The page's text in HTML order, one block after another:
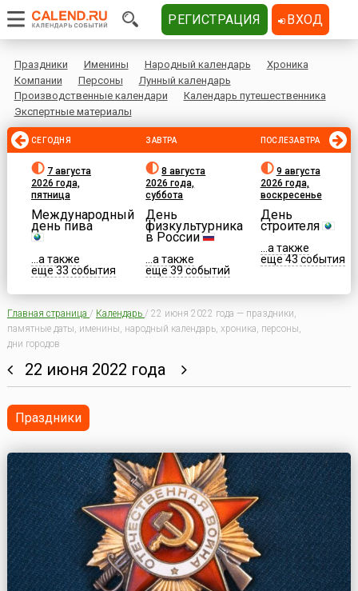
Праздники Именины Народный календарь
Хроника
Компании
Персоны
Лунный календарь
Производственные календари
Календарь путешественника
Экспертные материалы
СЕГОДНЯ
7 августа
2026 года,
пятница
Международный
день пива
...а также
еще 33 события
ЗАВТРА
8 августа
2026 года,
суббота
День
физкультурника
в России
...а также
еще 39 событий
ПОСЛЕЗАВТРА
9 августа
2026 года,
воскресенье
День
строителя
...а также
еще 43 события
Главная страница / Календарь / 22 июня 2022 года — праздники,
памятные даты, именины, народный календарь, хроника, персоны,
дни городов
22 июня 2022 года
Праздники
РЕГИСТРАЦИЯ ВХОД